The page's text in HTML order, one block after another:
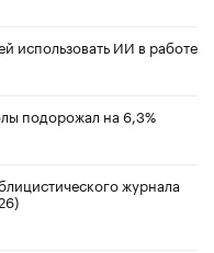
использовать ИИ в работе
подорожал на 6,3%
журнала